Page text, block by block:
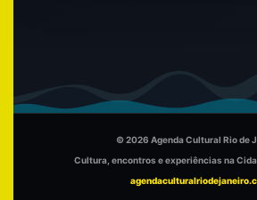
© 2026 Agenda Cultural Rio de
Cultura, encontros e experiências na